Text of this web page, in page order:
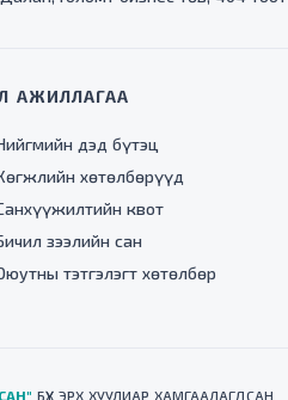
АЖИЛЛАГАА
дэд бүтэц
хөтөлбөрүүд
квот
зээлийн сан
тэтгэлэгт хөтөлбөр
БҮХ ЭРХ ХУУЛИАР ХАМГААЛАГДСАН